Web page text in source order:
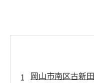
岡山市南区古新